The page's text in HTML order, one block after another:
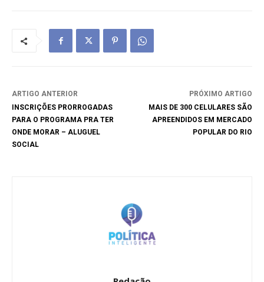
ARTIGO ANTERIOR
INSCRIÇÕES PRORROGADAS
PARA O PROGRAMA PRA TER
ONDE MORAR – ALUGUEL
SOCIAL
PRÓXIMO ARTIGO
MAIS DE 300 CELULARES SÃO
APREENDIDOS EM MERCADO
POPULAR DO RIO